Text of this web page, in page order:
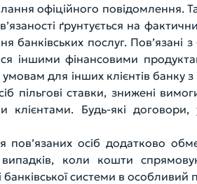
офіційного повідомлення.
ґрунтується на
банківських послуг.
іншими фінансовими
для інших клієнтів
пільгові ставки, знижені
клієнтами. Будь-які
пов’язаних осіб додатково
коли кошти
системи в особливий